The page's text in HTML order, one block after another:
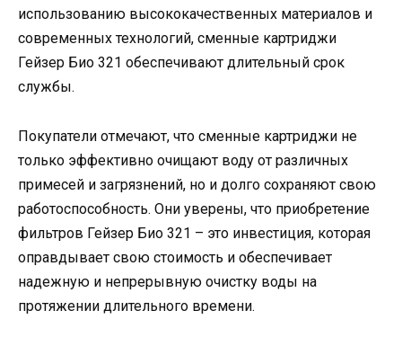
использованию высококачественных материалов и
современных технологий, сменные картриджи
Гейзер Био 321 обеспечивают длительный срок
службы.
Покупатели отмечают, что сменные картриджи не
только эффективно очищают воду от различных
примесей и загрязнений, но и долго сохраняют свою
работоспособность. Они уверены, что приобретение
фильтров Гейзер Био 321 – это инвестиция, которая
оправдывает свою стоимость и обеспечивает
надежную и непрерывную очистку воды на
протяжении длительного времени.